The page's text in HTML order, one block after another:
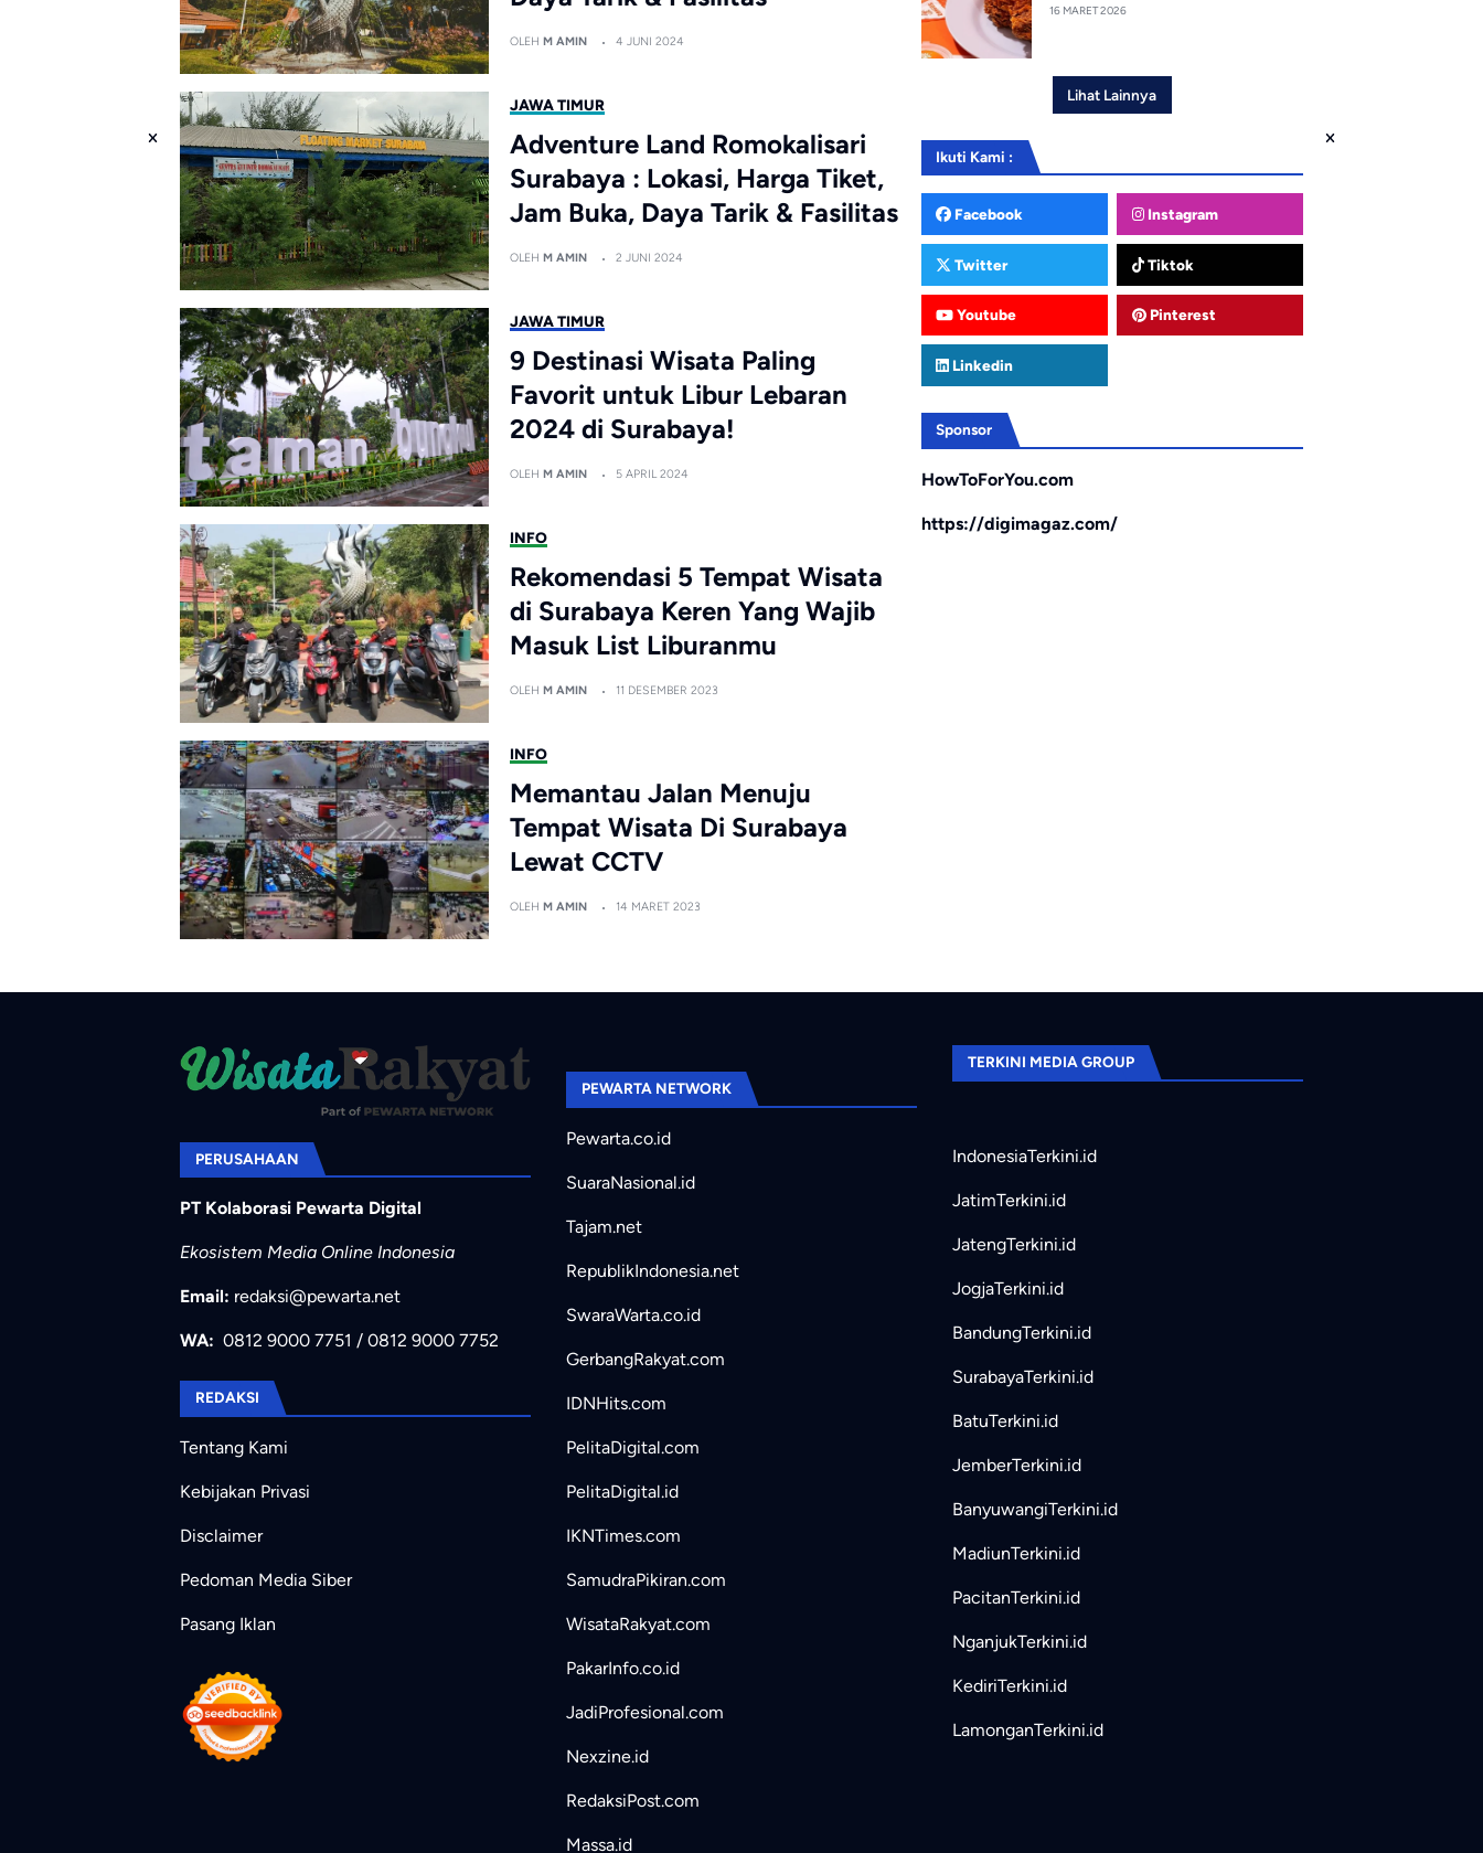
OLEH M AMIN 4 JUNI 2024
JAWA TIMUR
Adventure Land Romokalisari
Surabaya : Lokasi, Harga Tiket,
Jam Buka, Daya Tarik & Fasilitas
OLEH M AMIN 2 JUNI 2024
JAWA TIMUR
9 Destinasi Wisata Paling
Favorit untuk Libur Lebaran
2024 di Surabaya!
OLEH M AMIN 5 APRIL 2024
INFO
Rekomendasi 5 Tempat Wisata
di Surabaya Keren Yang Wajib
Masuk List Liburanmu
OLEH M AMIN 11 DESEMBER 2023
INFO
Memantau Jalan Menuju
Tempat Wisata Di Surabaya
Lewat CCTV
OLEH M AMIN 14 MARET 2023
16 MARET 2026
Lihat Lainnya
Ikuti Kami :
Facebook Instagram
Twitter Tiktok
Youtube Pinterest
Linkedin
Sponsor
HowToForYou.com
https://digimagaz.com/
PERUSAHAAN
PT Kolaborasi Pewarta Digital
Ekosistem Media Online Indonesia
Email: redaksi@pewarta.net
WA: 0812 9000 7751 / 0812 9000 7752
REDAKSI
Tentang Kami
Kebijakan Privasi
Disclaimer
Pedoman Media Siber
Pasang Iklan
PEWARTA NETWORK
Pewarta.co.id
SuaraNasional.id
Tajam.net
RepublikIndonesia.net
SwaraWarta.co.id
GerbangRakyat.com
IDNHits.com
PelitaDigital.com
PelitaDigital.id
IKNTimes.com
SamudraPikiran.com
WisataRakyat.com
PakarInfo.co.id
JadiProfesional.com
Nexzine.id
RedaksiPost.com
Massa.id
TERKINI MEDIA GROUP
IndonesiaTerkini.id
JatimTerkini.id
JatengTerkini.id
JogjaTerkini.id
BandungTerkini.id
SurabayaTerkini.id
BatuTerkini.id
JemberTerkini.id
BanyuwangiTerkini.id
MadiunTerkini.id
PacitanTerkini.id
NganjukTerkini.id
KediriTerkini.id
LamonganTerkini.id